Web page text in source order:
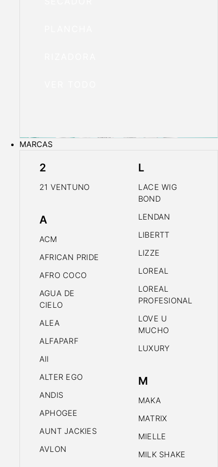
MARCAS
2
21 VENTUNO
A
ACM
AFRICAN PRIDE
AFRO COCO
AGUA DE
CIELO
ALEA
ALFAPARF
All
ALTER EGO
ANDIS
APHOGEE
AUNT JACKIES
AVLON
L
LACE WIG
BOND
LENDAN
LIBERTT
LIZZE
LOREAL
LOREAL
PROFESIONAL
LOVE U
MUCHO
LUXURY
M
MAKA
MATRIX
MIELLE
MILK SHAKE